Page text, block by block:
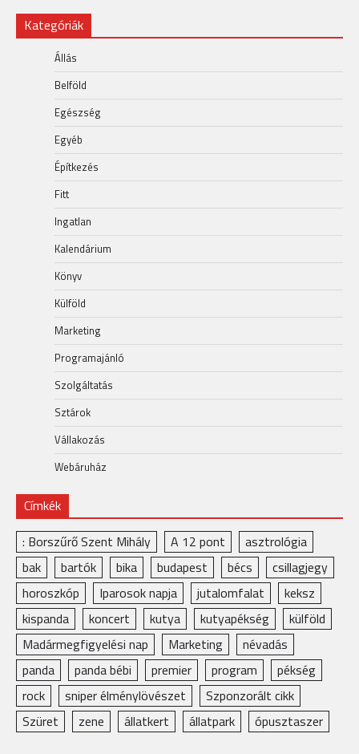
Kategóriák
Állás
Belföld
Egészség
Egyéb
Építkezés
Fitt
Ingatlan
Kalendárium
Könyv
Külföld
Marketing
Programajánló
Szolgáltatás
Sztárok
Vállakozás
Webáruház
Címkék
: Borszűrő Szent Mihály
A 12 pont
asztrológia
bak
bartók bika budapest bécs
csillagjegy
horoszkóp
Iparosok napja jutalomfalat
keksz
kispanda
koncert kutya kutyapékség
külföld
Madármegfigyelési nap
Marketing
névadás
panda
panda bébi premier program
pékség
rock
sniper élménylövészet
Szponzorált cikk
Szüret
zene állatkert állatpark ópusztaszer